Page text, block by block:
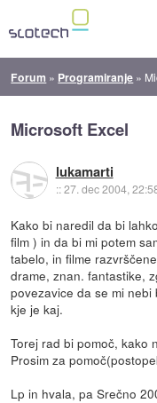
Forum » Programiranje »
Microsoft Excel
lukamarti
::27. dec 2004,
Kako bi naredil da bi
film ) in da bi mi potem
tabelo, in filme
drame, znan. fantastike,
povezavice da se mi
kje je kaj.
Torej rad bi pomoč, kako
Prosim za
Lp in hvala, pa Srečno